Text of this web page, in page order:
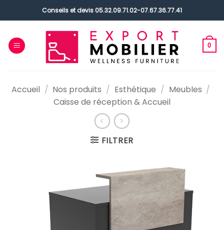
au
Conseils et devis 05.32.09.71.02-07.67.36.77.41
0
Accueil / Nos produits / Esthétique / Meubles /
Caisse de réception & Accueil
FILTRER